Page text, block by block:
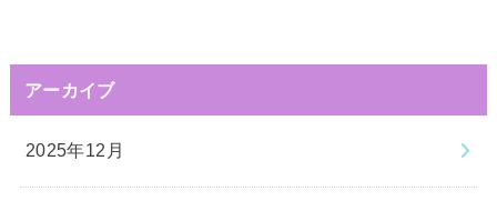
アーカイブ
2025年12月